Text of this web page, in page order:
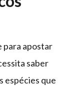
para apostar
saber
espécies que